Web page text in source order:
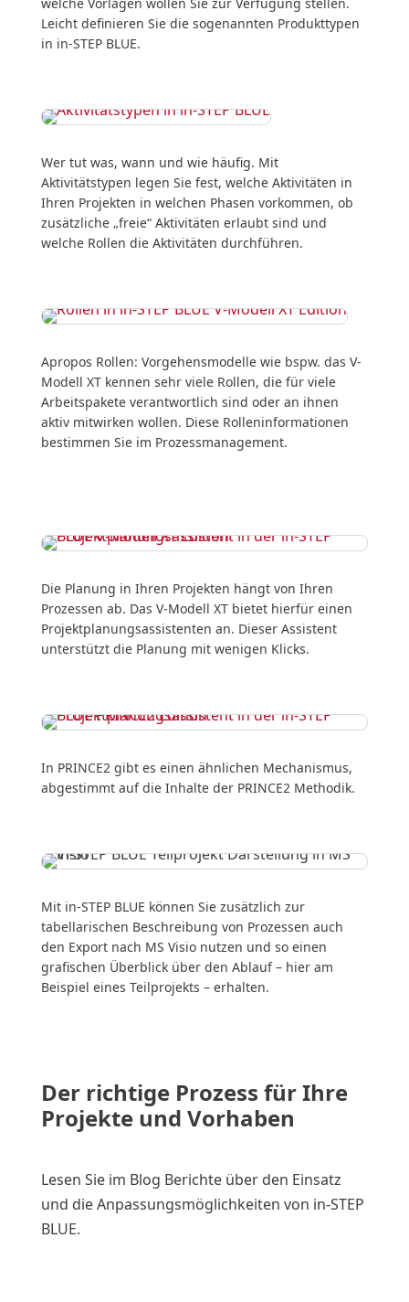
Leicht definieren Sie die sogenannten Produkttypen
in in-STEP BLUE.
Wer tut was, wann und wie häufig. Mit
Aktivitätstypen legen Sie fest, welche Aktivitäten in
Ihren Projekten in welchen Phasen vorkommen, ob
zusätzliche „freie“ Aktivitäten erlaubt sind und
welche Rollen die Aktivitäten durchführen.
Apropos Rollen: Vorgehensmodelle wie bspw. das V-
Modell XT kennen sehr viele Rollen, die für viele
Arbeitspakete verantwortlich sind oder an ihnen
aktiv mitwirken wollen. Diese Rolleninformationen
bestimmen Sie im Prozessmanagement.
Die Planung in Ihren Projekten hängt von Ihren
Prozessen ab. Das V-Modell XT bietet hierfür einen
Projektplanungsassistenten an. Dieser Assistent
unterstützt die Planung mit wenigen Klicks.
In PRINCE2 gibt es einen ähnlichen Mechanismus,
abgestimmt auf die Inhalte der PRINCE2 Methodik.
Mit in-STEP BLUE können Sie zusätzlich zur
tabellarischen Beschreibung von Prozessen auch
den Export nach MS Visio nutzen und so einen
grafischen Überblick über den Ablauf – hier am
Beispiel eines Teilprojekts – erhalten.
Der richtige Prozess für Ihre
Projekte und Vorhaben
Lesen Sie im Blog Berichte über den Einsatz
und die Anpassungsmöglichkeiten von in-STEP
BLUE.